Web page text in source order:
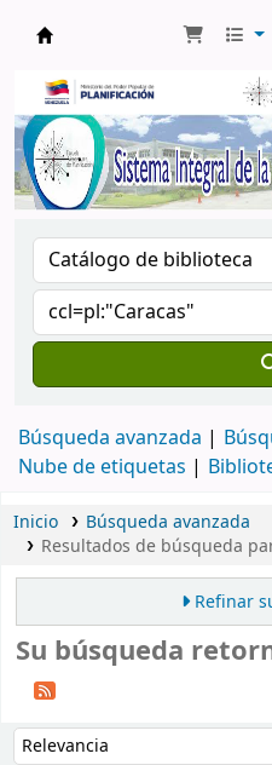
Búsqueda avanzada
Nube de etiquetas
Inicio
Búsqueda avanzada
Resultados de búsqueda
Refinar
Su búsqueda
Ordenar por: